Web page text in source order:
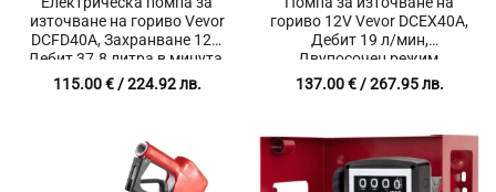
източване на гориво Vevor
DCFD40A, Захранване 12V,
Дебит 37.8 литра в минута,
Автоматичен пистолет
115.00€/ 224.92 лв.
гориво 12V Vevor DCEX40A,
Дебит 19 л/мин,
Двупосочен режим,
Алуминиев автоматичен
пистолет за гориво
137.00€/ 267.95 лв.